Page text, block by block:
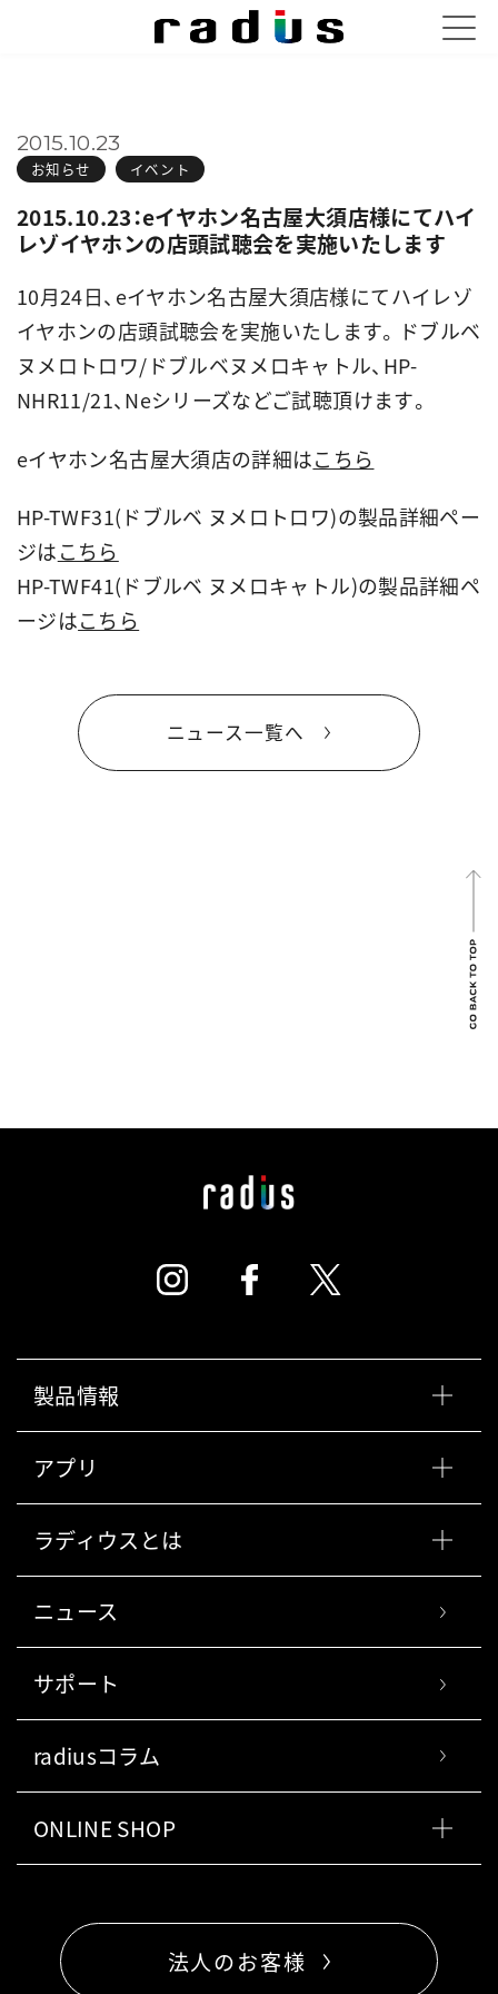
お知らせ イベント
2015.10.23
2015.10.23：eイヤホン名古屋大須店様にてハイ
レゾイヤホンの店頭試聴会を実施いたします
10月24日、eイヤホン名古屋大須店様にてハイレゾ
イヤホンの店頭試聴会を実施いたします。 ドブルベ
ヌメロトロワ/ドブルベヌメロキャトル、HP-
NHR11/21、Neシリーズなどご試聴頂けます。
eイヤホン名古屋大須店の詳細はこちら
HP-TWF31(ドブルベ ヌメロトロワ)の製品詳細ペー
ジはこちら
HP-TWF41(ドブルベ ヌメロキャトル)の製品詳細ペ
ージはこちら
ニュース一覧へ
製品情報
アプリ
ラディウスとは
ニュース
サポート
radiusコラム
ONLINE SHOP
法人のお客様